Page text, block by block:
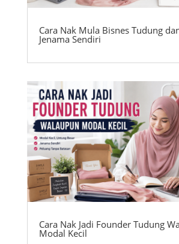
Cara Nak Mula Bisnes Tudung
Jenama Sendiri
Cara Nak Jadi Founder Tudung
Modal Kecil